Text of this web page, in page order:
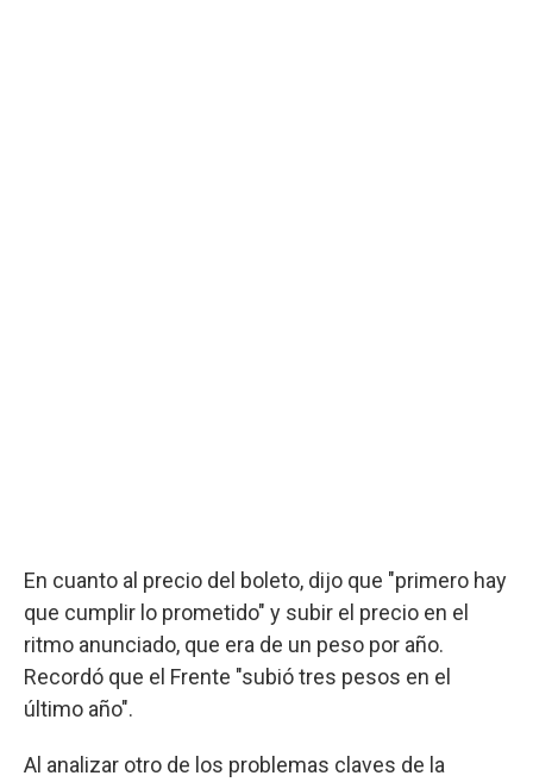
En cuanto al precio del boleto, dijo que "primero hay
que cumplir lo prometido" y subir el precio en el
ritmo anunciado, que era de un peso por año.
Recordó que el Frente "subió tres pesos en el
último año".
Al analizar otro de los problemas claves de la